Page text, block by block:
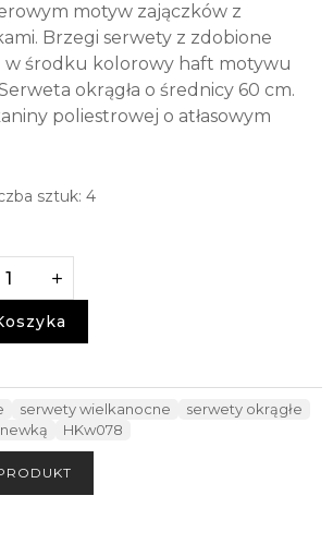
motyw zajączków z
Brzegi serwety z zdobione
w środku kolorowy haft motywu
okrągła o średnicy 60 cm.
poliestrowej o atłasowym
sztuk: 4
serwety wielkanocne
serwety okrągłe
HKw078